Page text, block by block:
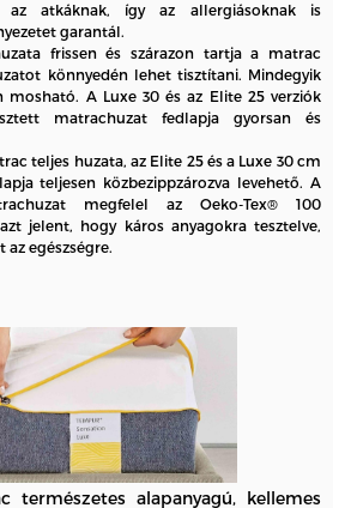
az atkáknak, így az allergiásoknak is
garantál.
frissen és szárazon tartja a matrac
könnyedén lehet tisztítani. Mindegyik
mosható. A Luxe 30 és az Elite 25 verziók
matrachuzat fedlapja gyorsan és
teljes huzata, az Elite 25 és a Luxe 30 cm
teljesen közbezippzározva levehető. A
megfelel az Oeko-Tex® 100
jelent, hogy káros anyagokra tesztelve,
egészségre.
természetes alapanyagú, kellemes